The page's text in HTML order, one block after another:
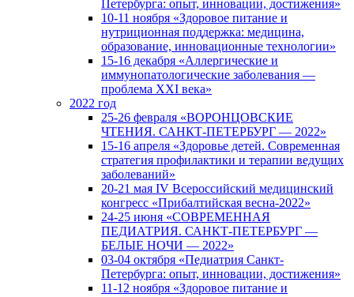
Петербурга: опыт, инновации, достижения»
10-11 ноября «Здоровое питание и
нутриционная поддержка: медицина,
образование, инновационные технологии»
15-16 декабря «Аллергические и
иммунопатологические заболевания —
проблема XXI века»
2022 год
25-26 февраля «ВОРОНЦОВСКИЕ
ЧТЕНИЯ. САНКТ-ПЕТЕРБУРГ — 2022»
15-16 апреля «Здоровье детей. Современная
стратегия профилактики и терапии ведущих
заболеваний»
20-21 мая IV Всероссийский медицинский
конгресс «Прибалтийская весна-2022»
24-25 июня «СОВРЕМЕННАЯ
ПЕДИАТРИЯ. САНКТ-ПЕТЕРБУРГ —
БЕЛЫЕ НОЧИ — 2022»
03-04 октября «Педиатрия Санкт-
Петербурга: опыт, инновации, достижения»
11-12 ноября «Здоровое питание и